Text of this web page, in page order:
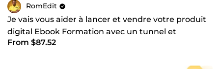
RomEdit
Je vais vous aider à lancer et vendre votre produit
digital Ebook Formation avec un tunnel et
Facebook ads
From $87.52